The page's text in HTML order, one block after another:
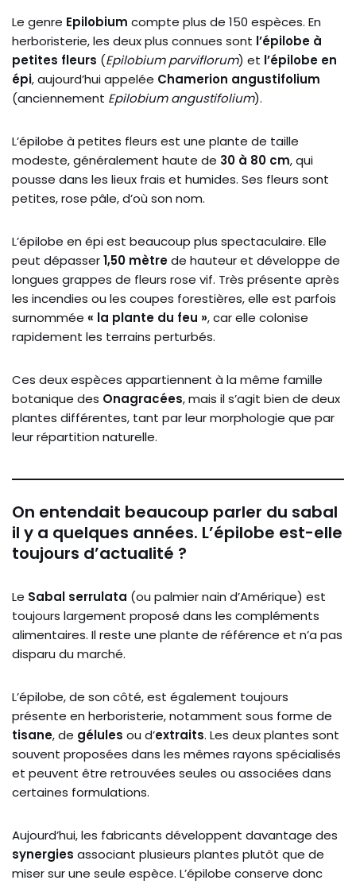
Le genre Epilobium compte plus de 150 espèces. En
herboristerie, les deux plus connues sont l’épilobe à
petites fleurs (Epilobium parviflorum) et l’épilobe en
épi, aujourd’hui appelée Chamerion angustifolium
(anciennement Epilobium angustifolium).
L’épilobe à petites fleurs est une plante de taille
modeste, généralement haute de 30 à 80 cm, qui
pousse dans les lieux frais et humides. Ses fleurs sont
petites, rose pâle, d’où son nom.
L’épilobe en épi est beaucoup plus spectaculaire. Elle
peut dépasser1,50 mètrede hauteur et développe de
longues grappes de fleurs rose vif. Très présente après
les incendies ou les coupes forestières, elle est parfois
surnommée « la plante du feu », car elle colonise
rapidement les terrains perturbés.
Ces deux espèces appartiennent à la même famille
botanique des Onagracées, mais il s’agit bien de deux
plantes différentes, tant par leur morphologie que par
leur répartition naturelle.
On entendait beaucoup parler du sabal
il y a quelques années. L’épilobe est-elle
toujours d’actualité ?
Le Sabal serrulata (ou palmier nain d’Amérique) est
toujours largement proposé dans les compléments
alimentaires. Il reste une plante de référence et n’a pas
disparu du marché.
L’épilobe, de son côté, est également toujours
présente en herboristerie, notamment sous forme de
tisane, de gélules ou d’extraits. Les deux plantes sont
souvent proposées dans les mêmes rayons spécialisés
et peuvent être retrouvées seules ou associées dans
certaines formulations.
Aujourd’hui, les fabricants développent davantage des
synergies associant plusieurs plantes plutôt que de
miser sur une seule espèce. L’épilobe conserve donc